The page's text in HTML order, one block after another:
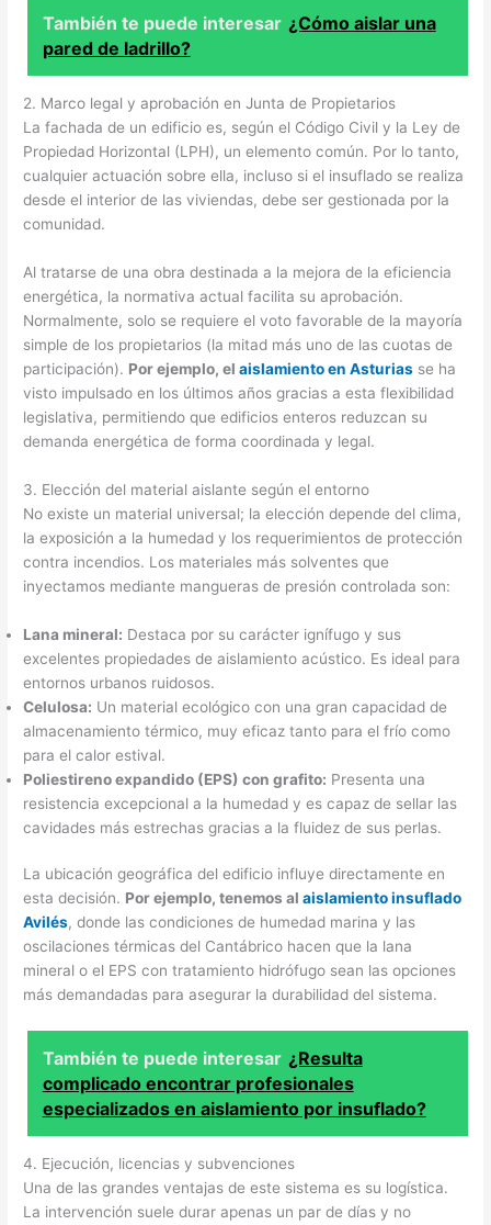
También te puede interesar ¿Cómo aislar una
pared de ladrillo?
2. Marco legal y aprobación en Junta de Propietarios
La fachada de un edificio es, según el Código Civil y la Ley de
Propiedad Horizontal (LPH), un elemento común. Por lo tanto,
cualquier actuación sobre ella, incluso si el insuflado se realiza
desde el interior de las viviendas, debe ser gestionada por la
comunidad.
Al tratarse de una obra destinada a la mejora de la eficiencia
energética, la normativa actual facilita su aprobación.
Normalmente, solo se requiere el voto favorable de la mayoría
simple de los propietarios (la mitad más uno de las cuotas de
participación). Por ejemplo, elaislamiento en Asturias se ha
visto impulsado en los últimos años gracias a esta flexibilidad
legislativa, permitiendo que edificios enteros reduzcan su
demanda energética de forma coordinada y legal.
3. Elección del material aislante según el entorno
No existe un material universal; la elección depende del clima,
la exposición a la humedad y los requerimientos de protección
contra incendios. Los materiales más solventes que
inyectamos mediante mangueras de presión controlada son:
Lana mineral: Destaca por su carácter ignífugo y sus
excelentes propiedades de aislamiento acústico. Es ideal para
entornos urbanos ruidosos.
Celulosa: Un material ecológico con una gran capacidad de
almacenamiento térmico, muy eficaz tanto para el frío como
para el calor estival.
Poliestireno expandido (EPS) con grafito: Presenta una
resistencia excepcional a la humedad y es capaz de sellar las
cavidades más estrechas gracias a la fluidez de sus perlas.
La ubicación geográfica del edificio influye directamente en
esta decisión. Por ejemplo, tenemos alaislamiento insuflado
Avilés, donde las condiciones de humedad marina y las
oscilaciones térmicas del Cantábrico hacen que la lana
mineral o el EPS con tratamiento hidrófugo sean las opciones
más demandadas para asegurar la durabilidad del sistema.
También te puede interesar ¿Resulta
complicado encontrar profesionales
especializados en aislamiento por insuflado?
4. Ejecución, licencias y subvenciones
Una de las grandes ventajas de este sistema es su logística.
La intervención suele durar apenas un par de días y no